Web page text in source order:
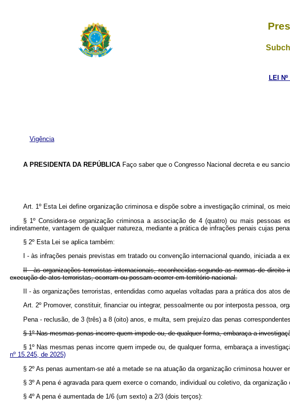
LEI
Vigência
A PRESIDENTA DA REPÚBLICA Faço saber que o Congresso Nacional decreta e eu
Art. 1º Esta Lei define organização criminosa e dispõe sobre a investigação criminal, os
§ 1º Considera-se organização criminosa a associação de 4 (quatro) ou mais pessoas
indiretamente, vantagem de qualquer natureza, mediante a prática de infrações penais cujas
§ 2º Esta Lei se aplica também:
I - às infrações penais previstas em tratado ou convenção internacional quando, iniciada
II - às organizações terroristas internacionais, reconhecidas segundo as normas de
execução de atos terroristas, ocorram ou possam ocorrer em território nacional.
II - às organizações terroristas, entendidas como aquelas voltadas para a prática dos
Art. 2º Promover, constituir, financiar ou integrar, pessoalmente ou por interposta pessoa,
Pena - reclusão, de 3 (três) a 8 (oito) anos, e multa, sem prejuízo das penas
§ 1º Nas mesmas penas incorre quem impede ou, de qualquer forma, embaraça a
§ 1º Nas mesmas penas incorre quem impede ou, de qualquer forma, embaraça a
nº 15.245, de 2025)
§ 2º As penas aumentam-se até a metade se na atuação da organização criminosa houver
§ 3º A pena é agravada para quem exerce o comando, individual ou coletivo, da
§ 4º A pena é aumentada de 1/6 (um sexto) a 2/3 (dois terços):